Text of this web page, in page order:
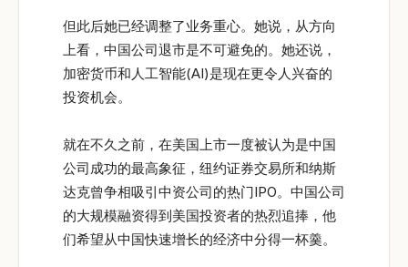
但此后她已经调整了业务重心。她说，从方向
上看，中国公司退市是不可避免的。她还说，
加密货币和人工智能(AI)是现在更令人兴奋的
投资机会。
就在不久之前，在美国上市一度被认为是中国
公司成功的最高象征，纽约证券交易所和纳斯
达克曾争相吸引中资公司的热门IPO。中国公司
的大规模融资得到美国投资者的热烈追捧，他
们希望从中国快速增长的经济中分得一杯羹。